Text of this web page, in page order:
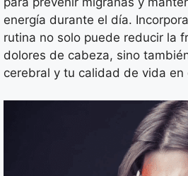
energía durante el día.
rutina no solo puede reducir la
dolores de cabeza, sino
cerebral y tu calidad de vida en